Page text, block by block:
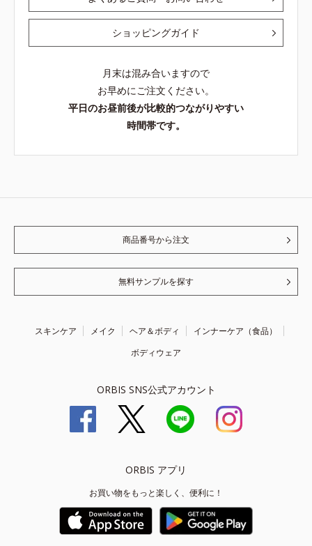
ショッピングガイド
月末は混み合いますので
お早めにご注文ください。
平日のお昼前後が比較的つながりやすい
時間帯です。
商品番号から注文
無料サンプルを探す
スキンケア メイク ヘア＆ボディ
インナーケア（食品）
ボディウェア
ORBIS SNS公式アカウント
ORBIS アプリ
お買い物をもっと楽しく、便利に！